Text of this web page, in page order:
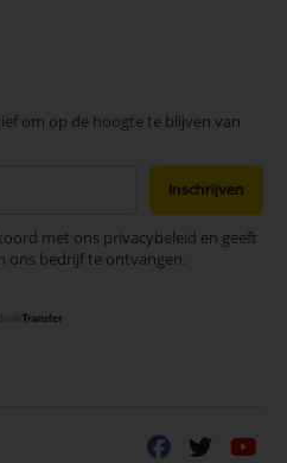
om op de hoogte te blijven van
Inschrijven
met ons privacybeleid en geeft
ons bedrijf te ontvangen.